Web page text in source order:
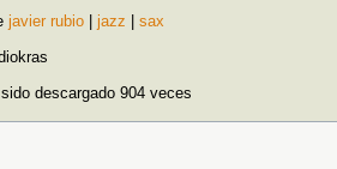
javier rubio jazz
sax
descargado 904 veces